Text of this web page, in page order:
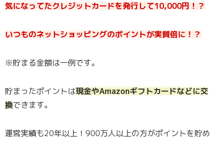
気になってたクレジットカードを発行して10,000円！？
いつものネットショッピングのポイントが実質倍に！？
※貯まる金額は一例です。
貯まったポイントは現金やAmazonギフトカードなどに交
換できます。
運営実績も20年以上！900万人以上の方がポイントを貯め